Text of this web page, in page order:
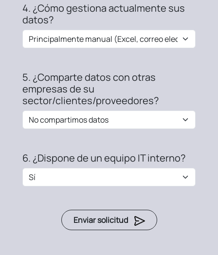
4. ¿Cómo gestiona actualmente sus
datos?
5. ¿Comparte datos con otras
empresas de su
sector/clientes/proveedores?
6. ¿Dispone de un equipo IT interno?
Enviar solicitud